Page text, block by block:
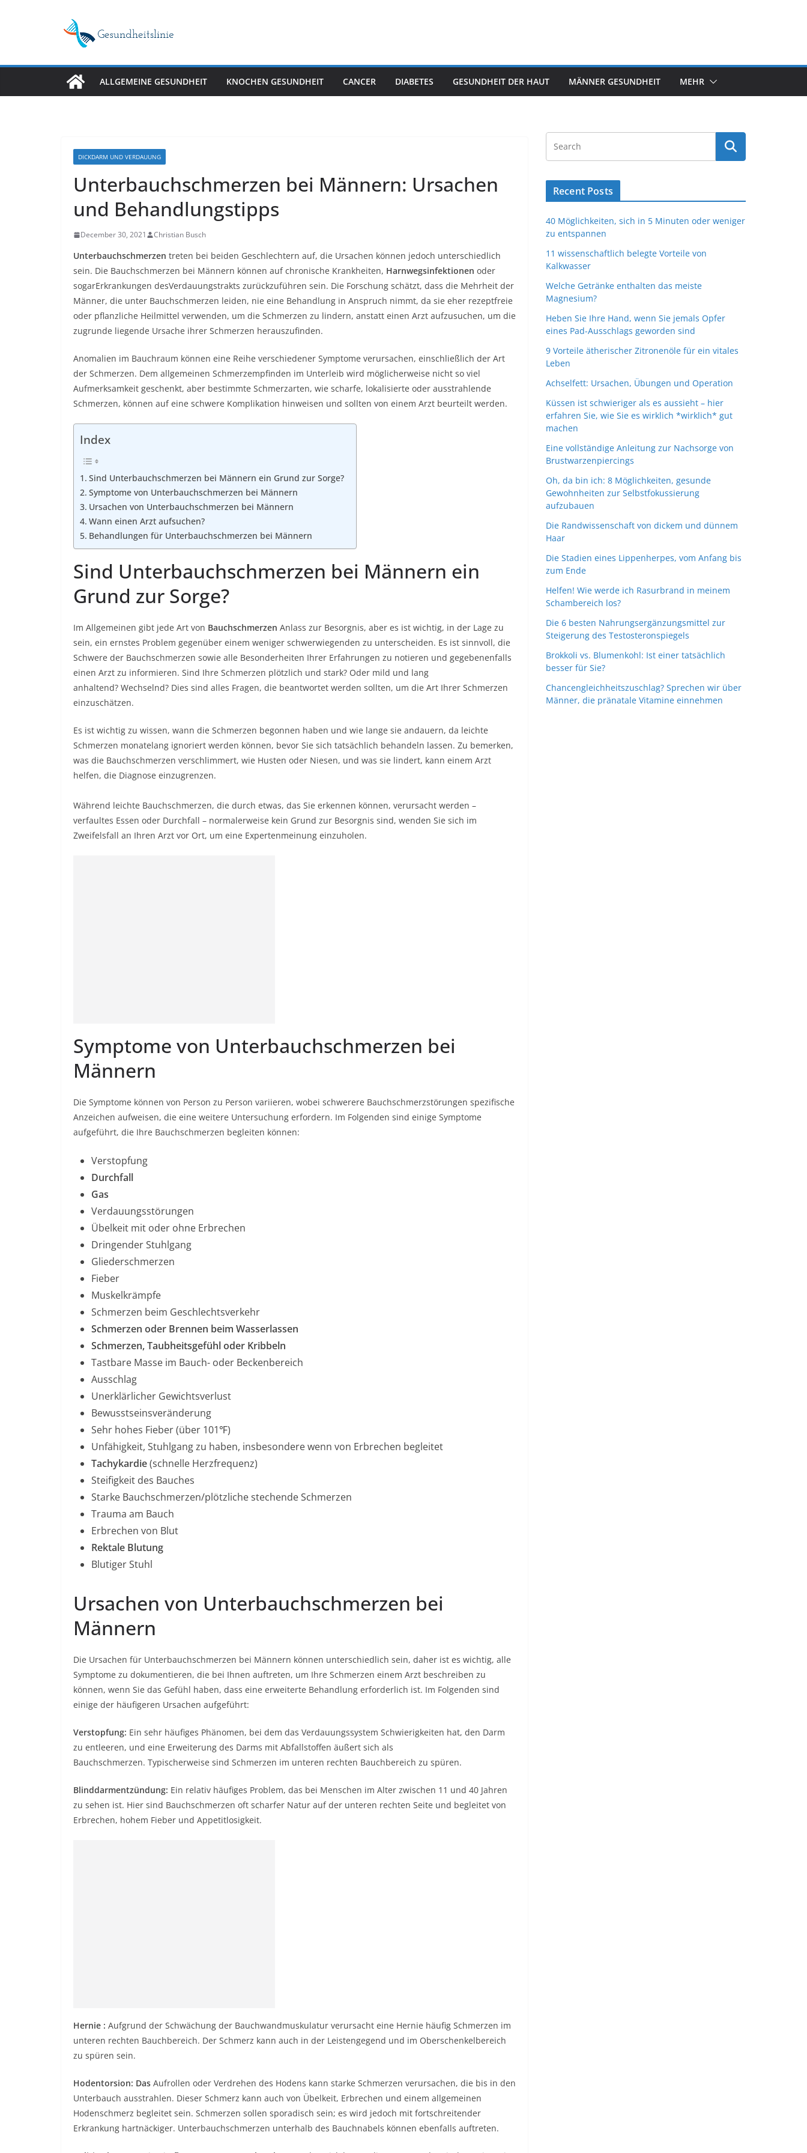
ALLGEMEINE GESUNDHEIT KNOCHEN GESUNDHEIT CANCER DIABETES GESUNDHEIT DER HAUT MÄNNER GESUNDHEIT MEHR
DICKDARM UND VERDAUUNG
Unterbauchschmerzen bei Männern: Ursachen
und Behandlungstipps
December 30, 2021 Christian Busch
Unterbauchschmerzen treten bei beiden Geschlechtern auf, die Ursachen können jedoch unterschiedlich
sein. Die Bauchschmerzen bei Männern können auf chronische Krankheiten, Harnwegsinfektionen oder
sogarErkrankungen desVerdauungstrakts zurückzuführen sein. Die Forschung schätzt, dass die Mehrheit der
Männer, die unter Bauchschmerzen leiden, nie eine Behandlung in Anspruch nimmt, da sie eher rezeptfreie
oder pflanzliche Heilmittel verwenden, um die Schmerzen zu lindern, anstatt einen Arzt aufzusuchen, um die
zugrunde liegende Ursache ihrer Schmerzen herauszufinden.
Anomalien im Bauchraum können eine Reihe verschiedener Symptome verursachen, einschließlich der Art
der Schmerzen. Dem allgemeinen Schmerzempfinden im Unterleib wird möglicherweise nicht so viel
Aufmerksamkeit geschenkt, aber bestimmte Schmerzarten, wie scharfe, lokalisierte oder ausstrahlende
Schmerzen, können auf eine schwere Komplikation hinweisen und sollten von einem Arzt beurteilt werden.
Index
Sind Unterbauchschmerzen bei Männern ein Grund zur Sorge?
Symptome von Unterbauchschmerzen bei Männern
Ursachen von Unterbauchschmerzen bei Männern
Wann einen Arzt aufsuchen?
Behandlungen für Unterbauchschmerzen bei Männern
Sind Unterbauchschmerzen bei Männern ein
Grund zur Sorge?
Im Allgemeinen gibt jede Art von Bauchschmerzen Anlass zur Besorgnis, aber es ist wichtig, in der Lage zu
sein, ein ernstes Problem gegenüber einem weniger schwerwiegenden zu unterscheiden. Es ist sinnvoll, die
Schwere der Bauchschmerzen sowie alle Besonderheiten Ihrer Erfahrungen zu notieren und gegebenenfalls
einen Arzt zu informieren. Sind Ihre Schmerzen plötzlich und stark? Oder mild und lang
anhaltend? Wechselnd? Dies sind alles Fragen, die beantwortet werden sollten, um die Art Ihrer Schmerzen
einzuschätzen.
Es ist wichtig zu wissen, wann die Schmerzen begonnen haben und wie lange sie andauern, da leichte
Schmerzen monatelang ignoriert werden können, bevor Sie sich tatsächlich behandeln lassen. Zu bemerken,
was die Bauchschmerzen verschlimmert, wie Husten oder Niesen, und was sie lindert, kann einem Arzt
helfen, die Diagnose einzugrenzen.
Während leichte Bauchschmerzen, die durch etwas, das Sie erkennen können, verursacht werden –
verfaultes Essen oder Durchfall – normalerweise kein Grund zur Besorgnis sind, wenden Sie sich im
Zweifelsfall an Ihren Arzt vor Ort, um eine Expertenmeinung einzuholen.
Symptome von Unterbauchschmerzen bei
Männern
Die Symptome können von Person zu Person variieren, wobei schwerere Bauchschmerzstörungen spezifische
Anzeichen aufweisen, die eine weitere Untersuchung erfordern. Im Folgenden sind einige Symptome
aufgeführt, die Ihre Bauchschmerzen begleiten können:
Verstopfung
Durchfall
Gas
Verdauungsstörungen
Übelkeit mit oder ohne Erbrechen
Dringender Stuhlgang
Gliederschmerzen
Fieber
Muskelkrämpfe
Schmerzen beim Geschlechtsverkehr
Schmerzen oder Brennen beim Wasserlassen
Schmerzen, Taubheitsgefühl oder Kribbeln
Tastbare Masse im Bauch- oder Beckenbereich
Ausschlag
Unerklärlicher Gewichtsverlust
Bewusstseinsveränderung
Sehr hohes Fieber (über 101℉)
Unfähigkeit, Stuhlgang zu haben, insbesondere wenn von Erbrechen begleitet
Tachykardie(schnelle Herzfrequenz)
Steifigkeit des Bauches
Starke Bauchschmerzen/plötzliche stechende Schmerzen
Trauma am Bauch
Erbrechen von Blut
Rektale Blutung
Blutiger Stuhl
Ursachen von Unterbauchschmerzen bei
Männern
Die Ursachen für Unterbauchschmerzen bei Männern können unterschiedlich sein, daher ist es wichtig, alle
Symptome zu dokumentieren, die bei Ihnen auftreten, um Ihre Schmerzen einem Arzt beschreiben zu
können, wenn Sie das Gefühl haben, dass eine erweiterte Behandlung erforderlich ist. Im Folgenden sind
einige der häufigeren Ursachen aufgeführt:
Verstopfung: Ein sehr häufiges Phänomen, bei dem das Verdauungssystem Schwierigkeiten hat, den Darm
zu entleeren, und eine Erweiterung des Darms mit Abfallstoffen äußert sich als
Bauchschmerzen. Typischerweise sind Schmerzen im unteren rechten Bauchbereich zu spüren.
Blinddarmentzündung: Ein relativ häufiges Problem, das bei Menschen im Alter zwischen 11 und 40 Jahren
zu sehen ist. Hier sind Bauchschmerzen oft scharfer Natur auf der unteren rechten Seite und begleitet von
Erbrechen, hohem Fieber und Appetitlosigkeit.
Hernie : Aufgrund der Schwächung der Bauchwandmuskulatur verursacht eine Hernie häufig Schmerzen im
unteren rechten Bauchbereich. Der Schmerz kann auch in der Leistengegend und im Oberschenkelbereich
zu spüren sein.
Hodentorsion: Das Aufrollen oder Verdrehen des Hodens kann starke Schmerzen verursachen, die bis in den
Unterbauch ausstrahlen. Dieser Schmerz kann auch von Übelkeit, Erbrechen und einem allgemeinen
Hodenschmerz begleitet sein. Schmerzen sollen sporadisch sein; es wird jedoch mit fortschreitender
Erkrankung hartnäckiger. Unterbauchschmerzen unterhalb des Bauchnabels können ebenfalls auftreten.
Recent Posts
40 Möglichkeiten, sich in 5 Minuten oder weniger
zu entspannen
11 wissenschaftlich belegte Vorteile von
Kalkwasser
Welche Getränke enthalten das meiste
Magnesium?
Heben Sie Ihre Hand, wenn Sie jemals Opfer
eines Pad-Ausschlags geworden sind
9 Vorteile ätherischer Zitronenöle für ein vitales
Leben
Achselfett: Ursachen, Übungen und Operation
Küssen ist schwieriger als es aussieht – hier
erfahren Sie, wie Sie es wirklich *wirklich* gut
machen
Eine vollständige Anleitung zur Nachsorge von
Brustwarzenpiercings
Oh, da bin ich: 8 Möglichkeiten, gesunde
Gewohnheiten zur Selbstfokussierung
aufzubauen
Die Randwissenschaft von dickem und dünnem
Haar
Die Stadien eines Lippenherpes, vom Anfang bis
zum Ende
Helfen! Wie werde ich Rasurbrand in meinem
Schambereich los?
Die 6 besten Nahrungsergänzungsmittel zur
Steigerung des Testosteronspiegels
Brokkoli vs. Blumenkohl: Ist einer tatsächlich
besser für Sie?
Chancengleichheitszuschlag? Sprechen wir über
Männer, die pränatale Vitamine einnehmen